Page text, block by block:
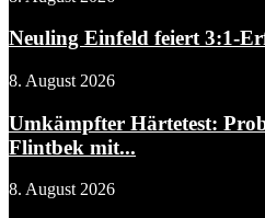
Neuling Einfeld feiert 3:1-
8. August 2026
Umkämpfter Härtetest:
Flintbek mit...
8. August 2026